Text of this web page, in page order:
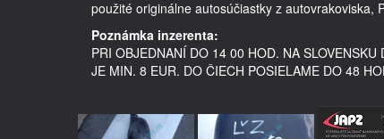
Poznámka inzerenta:
PRI OBJEDNANÍ DO 14 00 HOD. NA
JE MIN. 8 EUR. DO ČIECH POSIELAME DO 48